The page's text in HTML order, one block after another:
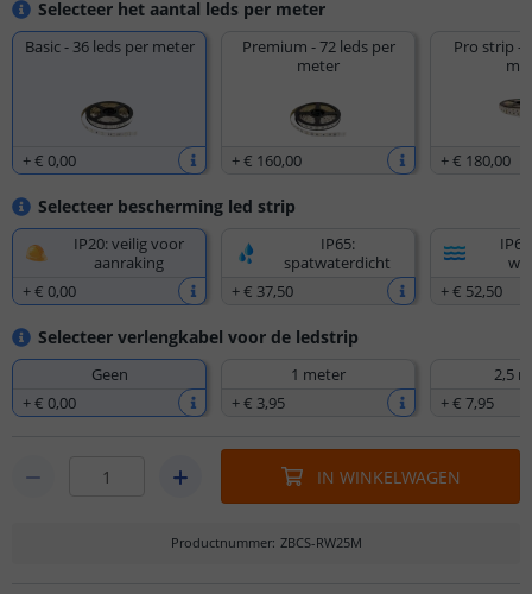
Selecteer het aantal leds per meter
Basic - 36 leds per meter
+€ 0,00
Premium - 72 leds per
meter
+€ 160,00
Pro strip -
+€ 180,00
Selecteer bescherming led strip
IP20: veilig voor
aanraking
+€ 0,00
IP65:
spatwaterdicht
+€ 37,50
+€ 52,50
Selecteer verlengkabel voor de ledstrip
Geen
+€ 0,00
1 meter
+€ 3,95
2,5
+€ 7,95
IN WINKELWAGEN
Productnummer: ZBCS-RW25M